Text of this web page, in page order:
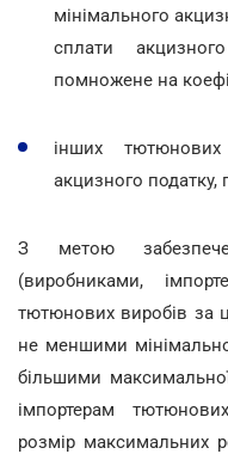
мінімального
сплати
помножене на
інших
акцизного податку,
З метою
(виробниками,
тютюнових виробів за
не меншими
більшими
імпортерам
розмір максимальних